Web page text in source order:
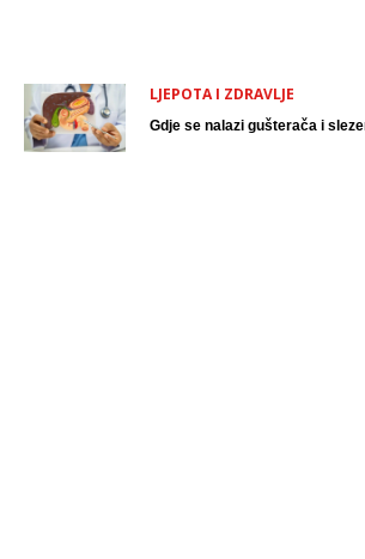
LJEPOTA I ZDRAVLJE
Gdje se nalazi gušterača i